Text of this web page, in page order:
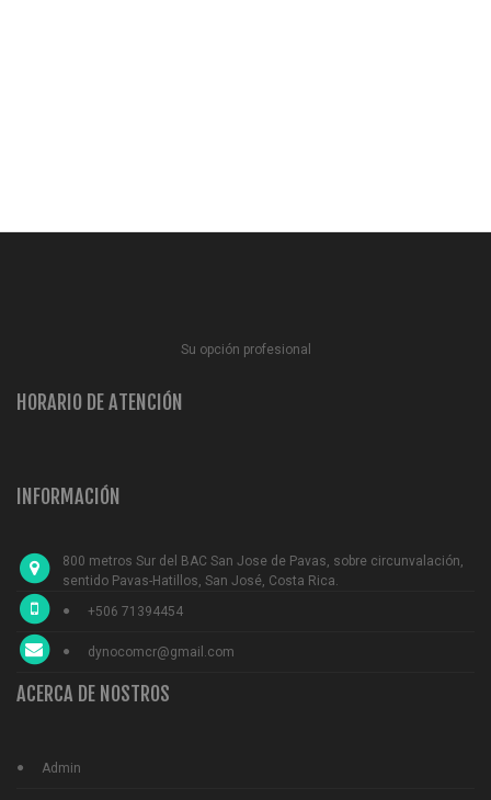
Su opción profesional
HORARIO DE ATENCIÓN
INFORMACIÓN
800 metros Sur del BAC San Jose de Pavas, sobre circunvalación,
sentido Pavas-Hatillos, San José, Costa Rica.
+506 71394454
dynocomcr@gmail.com
ACERCA DE NOSTROS
Admin